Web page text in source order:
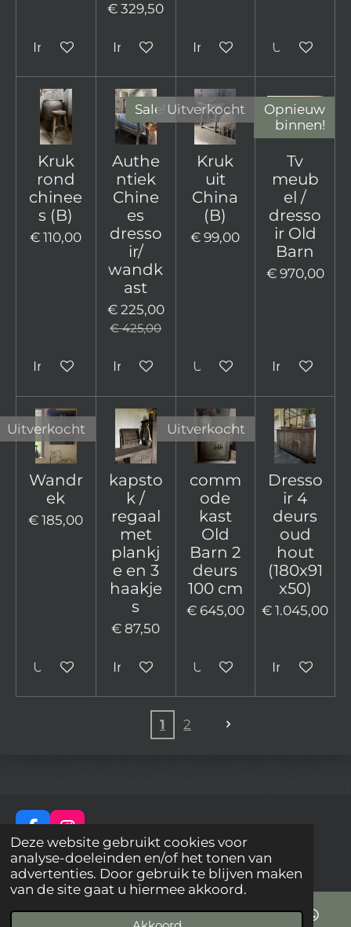
Deze website gebruikt cookies voor
analyse-doeleinden en/of het tonen van
advertenties. Door gebruik te blijven maken
van de site gaat u hiermee akkoord.
In winkelwagen
€ 329,50
In winkelwagenIn winkelwagenUitverkocht
Kruk
rond
chinee
s (B)
€ 110,00
In winkelwagen
Sale!
Authe
ntiek
Chine
es
dresso
ir/
wandk
ast
€ 225,00
€ 425,00
In winkelwagen
Uitverkocht
Kruk
uit
China
(B)
€ 99,00
Uitverkocht
Opnieuw
binnen!
Tv
meub
el /
dresso
ir Old
Barn
€ 970,00
In
Uitverkocht
Wandr
ek
€ 185,00
Uitverkocht
kapsto
k /
regaal
met
plankj
e en 3
haakje
s
€ 87,50
In winkelwagen
Uitverkocht
comm
ode
kast
Old
Barn 2
deurs
100 cm
€ 645,00
Uitverkocht
Dresso
ir 4
deurs
oud
hout
(180x91
x50)
€ 1.045,00
In
1 2
a
c
e
b
o
I
n
s
t
a
g
© 2023 - 2026 Biekkies
Powered by JouwWeb